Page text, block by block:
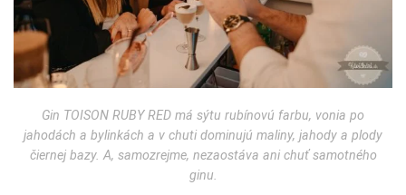
Gin TOISON RUBY RED má sýtu rubínovú farbu, vonia po
jahodách a bylinkách a v chuti dominujú maliny, jahody a plody
čiernej bazy. A, samozrejme, nezaostáva ani chuť samotného
ginu.